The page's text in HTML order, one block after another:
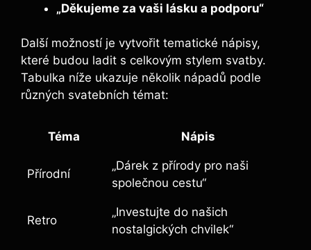
„Děkujeme za vaši lásku a podporu“
Další možností je vytvořit tematické nápisy,
které budou ladit s celkovým stylem svatby.
Tabulka níže ukazuje několik nápadů podle
různých svatebních témat:
Téma Nápis
Přírodní
„Dárek z přírody pro naši
společnou cestu“
Retro
„Investujte do našich
nostalgických chvilek“